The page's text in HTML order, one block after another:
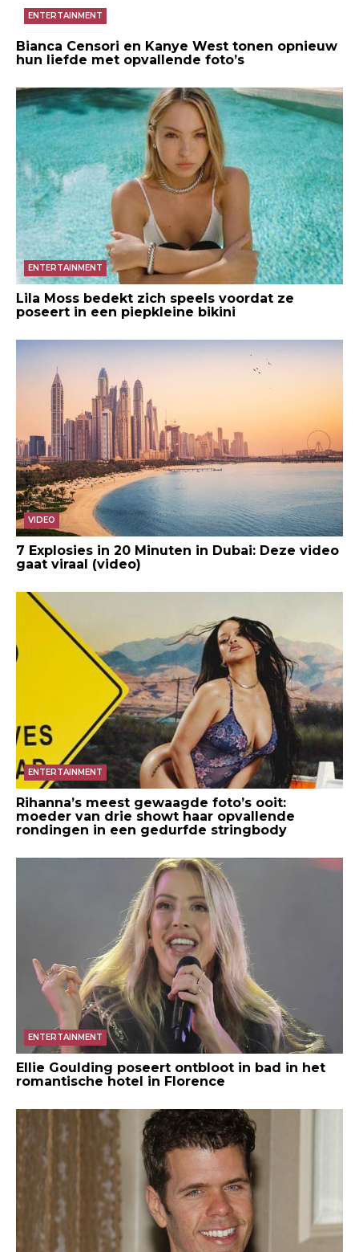
ENTERTAINMENT
Bianca Censori en Kanye West tonen opnieuw
hun liefde met opvallende foto’s
ENTERTAINMENT
Lila Moss bedekt zich speels voordat ze
poseert in een piepkleine bikini
VIDEO
7 Explosies in 20 Minuten in Dubai: Deze video
gaat viraal (video)
ENTERTAINMENT
Rihanna’s meest gewaagde foto’s ooit:
moeder van drie showt haar opvallende
rondingen in een gedurfde stringbody
ENTERTAINMENT
Ellie Goulding poseert ontbloot in bad in het
romantische hotel in Florence